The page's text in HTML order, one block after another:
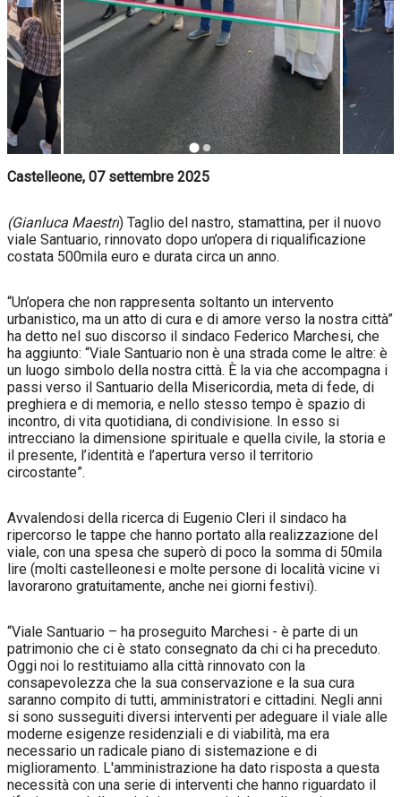
Castelleone, 07 settembre 2025
(Gianluca Maestri) Taglio del nastro, stamattina, per il nuovo
viale Santuario, rinnovato dopo un’opera di riqualificazione
costata 500mila euro e durata circa un anno.
“Un’opera che non rappresenta soltanto un intervento
urbanistico, ma un atto di cura e di amore verso la nostra città”
ha detto nel suo discorso il sindaco Federico Marchesi, che
ha aggiunto: “Viale Santuario non è una strada come le altre: è
un luogo simbolo della nostra città. È la via che accompagna i
passi verso il Santuario della Misericordia, meta di fede, di
preghiera e di memoria, e nello stesso tempo è spazio di
incontro, di vita quotidiana, di condivisione. In esso si
intrecciano la dimensione spirituale e quella civile, la storia e
il presente, l’identità e l’apertura verso il territorio
circostante”.
Avvalendosi della ricerca di Eugenio Cleri il sindaco ha
ripercorso le tappe che hanno portato alla realizzazione del
viale, con una spesa che superò di poco la somma di 50mila
lire (molti castelleonesi e molte persone di località vicine vi
lavorarono gratuitamente, anche nei giorni festivi).
“Viale Santuario – ha proseguito Marchesi - è parte di un
patrimonio che ci è stato consegnato da chi ci ha preceduto.
Oggi noi lo restituiamo alla città rinnovato con la
consapevolezza che la sua conservazione e la sua cura
saranno compito di tutti, amministratori e cittadini. Negli anni
si sono susseguiti diversi interventi per adeguare il viale alle
moderne esigenze residenziali e di viabilità, ma era
necessario un radicale piano di sistemazione e di
miglioramento. L'amministrazione ha dato risposta a questa
necessità con una serie di interventi che hanno riguardato il